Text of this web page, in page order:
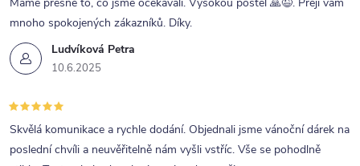
Ludvíková Petra
10.6.2025
mnoho spokojených zákazníků. Díky.
Skvělá komunikace a rychle dodání. Objednali jsme vánoční dárek na
poslední chvíli a neuvěřitelně nám vyšli vstříc. Vše se pohodlně